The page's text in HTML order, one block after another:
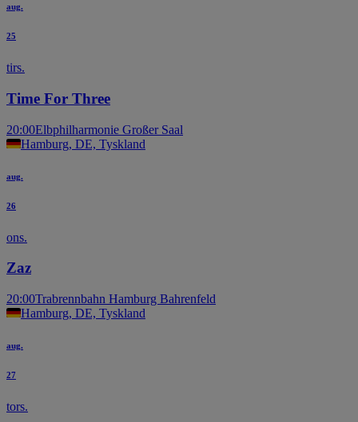
aug.
25
tirs.
Time For Three
20:00Elbphilharmonie Großer Saal
Hamburg, DE, Tyskland
aug.
26
ons.
Zaz
20:00Trabrennbahn Hamburg Bahrenfeld
Hamburg, DE, Tyskland
aug.
27
tors.